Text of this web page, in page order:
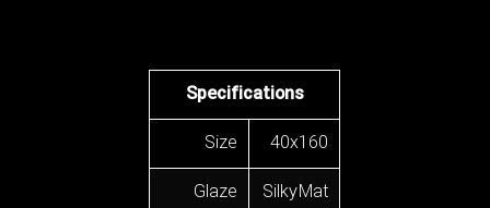
Specifications
Size 40x160
Glaze
Silky Mat